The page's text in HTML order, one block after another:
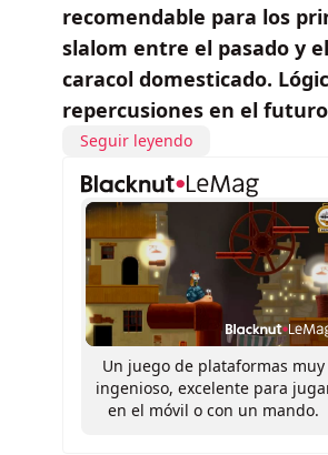
recomendable para los
slalom entre el pasado y
caracol domesticado.
repercusiones en el
Seguir leyendo
Un juego de plataformas muy
ingenioso, excelente para
en el móvil o con un mando.